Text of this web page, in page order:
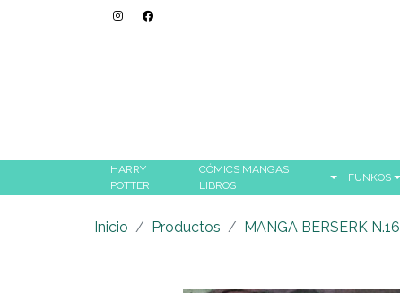
HARRY
POTTER
CÓMICS MANGAS
LIBROS
FUNKOS
Inicio Productos MANGA BERSERK N.16